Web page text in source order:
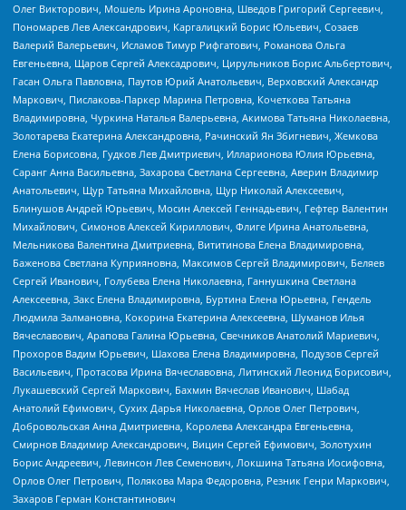
Олег Викторович, Мошель Ирина Ароновна, Шведов Григорий Сергеевич,
Пономарев Лев Александрович, Каргалицкий Борис Юльевич, Созаев
Валерий Валерьевич, Исламов Тимур Рифгатович, Романова Ольга
Евгеньевна, Щаров Сергей Алексадрович, Цирульников Борис Альбертович,
Гасан Ольга Павловна, Паутов Юрий Анатольевич, Верховский Александр
Маркович, Пислакова-Паркер Марина Петровна, Кочеткова Татьяна
Владимировна, Чуркина Наталья Валерьевна, Акимова Татьяна Николаевна,
Золотарева Екатерина Александровна, Рачинский Ян Збигневич, Жемкова
Елена Борисовна, Гудков Лев Дмитриевич, Илларионова Юлия Юрьевна,
Саранг Анна Васильевна, Захарова Светлана Сергеевна, Аверин Владимир
Анатольевич, Щур Татьяна Михайловна, Щур Николай Алексеевич,
Блинушов Андрей Юрьевич, Мосин Алексей Геннадьевич, Гефтер Валентин
Михайлович, Симонов Алексей Кириллович, Флиге Ирина Анатольевна,
Мельникова Валентина Дмитриевна, Вититинова Елена Владимировна,
Баженова Светлана Куприяновна, Максимов Сергей Владимирович, Беляев
Сергей Иванович, Голубева Елена Николаевна, Ганнушкина Светлана
Алексеевна, Закс Елена Владимировна, Буртина Елена Юрьевна, Гендель
Людмила Залмановна, Кокорина Екатерина Алексеевна, Шуманов Илья
Вячеславович, Арапова Галина Юрьевна, Свечников Анатолий Мариевич,
Прохоров Вадим Юрьевич, Шахова Елена Владимировна, Подузов Сергей
Васильевич, Протасова Ирина Вячеславовна, Литинский Леонид Борисович,
Лукашевский Сергей Маркович, Бахмин Вячеслав Иванович, Шабад
Анатолий Ефимович, Сухих Дарья Николаевна, Орлов Олег Петрович,
Добровольская Анна Дмитриевна, Королева Александра Евгеньевна,
Смирнов Владимир Александрович, Вицин Сергей Ефимович, Золотухин
Борис Андреевич, Левинсон Лев Семенович, Локшина Татьяна Иосифовна,
Орлов Олег Петрович, Полякова Мара Федоровна, Резник Генри Маркович,
Захаров Герман Константинович